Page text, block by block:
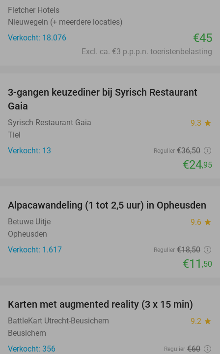
Fletcher Hotels
Nieuwegein (+ meerdere locaties)
Verkocht: 18.076
€45
Excl. ca. €3 p.p.p.n. toeristenbelasting
32%
3-gangen keuzediner bij Syrisch Restaurant
Gaia
Syrisch Restaurant Gaia 9.3 star
Tiel
Verkocht: 13
Regulier €36,50
€24,95
38%
Alpacawandeling (1 tot 2,5 uur) in Opheusden
Betuwe Uitje 9.6 star
Opheusden
Verkocht: 1.617
Regulier €18,50
€11 ,50
35%
Karten met augmented reality (3 x 15 min)
BattleKart Utrecht-Beusichem 9.2 star
Beusichem
Verkocht: 356
Regulier €60